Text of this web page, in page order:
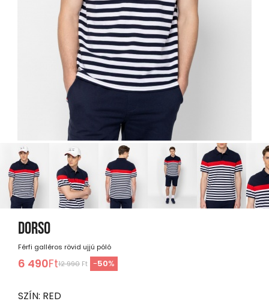
DORSO
Férfi galléros rövid ujjú póló
6 490Ft12 990 Ft -50%
SZÍN: RED